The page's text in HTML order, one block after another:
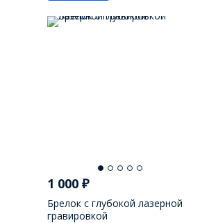
1 000₽
Брелок с глубокой лазерной
гравировкой